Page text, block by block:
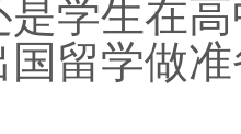
学生在
留学做